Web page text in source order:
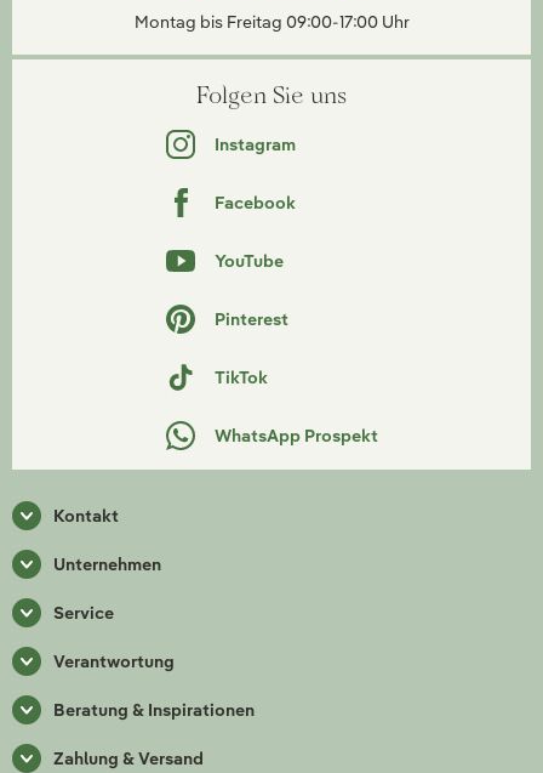
Montag bis Freitag 09:00-17:00 Uhr
Folgen Sie uns
Instagram
Facebook
YouTube
Pinterest
TikTok
WhatsApp Prospekt
Kontakt
Unternehmen
Service
Verantwortung
Beratung & Inspirationen
Zahlung & Versand